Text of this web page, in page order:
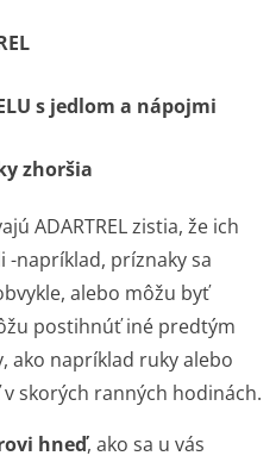
s jedlom a nápojmi
zhoršia
ADARTREL zistia, že ich
-napríklad, príznaky sa
alebo môžu byť
postihnúť iné predtým
ako napríklad ruky alebo
skorých ranných hodinách.
hneď, ako sa u vás